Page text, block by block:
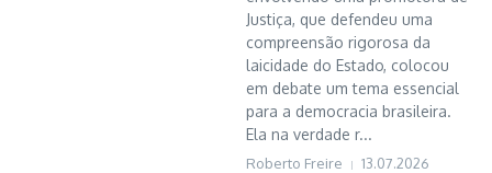
Justiça, que defendeu uma
compreensão rigorosa da
laicidade do Estado, colocou
em debate um tema essencial
para a democracia brasileira.
Ela na verdade r...
Roberto Freire 13.07.2026